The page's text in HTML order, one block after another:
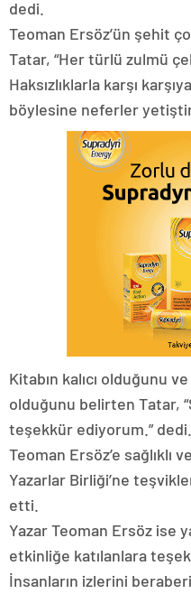
dedi.
Teoman Ersöz’ün şehit
Tatar, “Her türlü zulmü
Haksızlıklarla karşı
böylesine neferler
Kitabın kalıcı olduğunu
olduğunu belirten Tatar,
teşekkür ediyorum.” dedi.
Teoman Ersöz’e sağlıklı
Yazarlar Birliği’ne
etti.
Yazar Teoman Ersöz ise
etkinliğe katılanlara
İnsanların izlerini